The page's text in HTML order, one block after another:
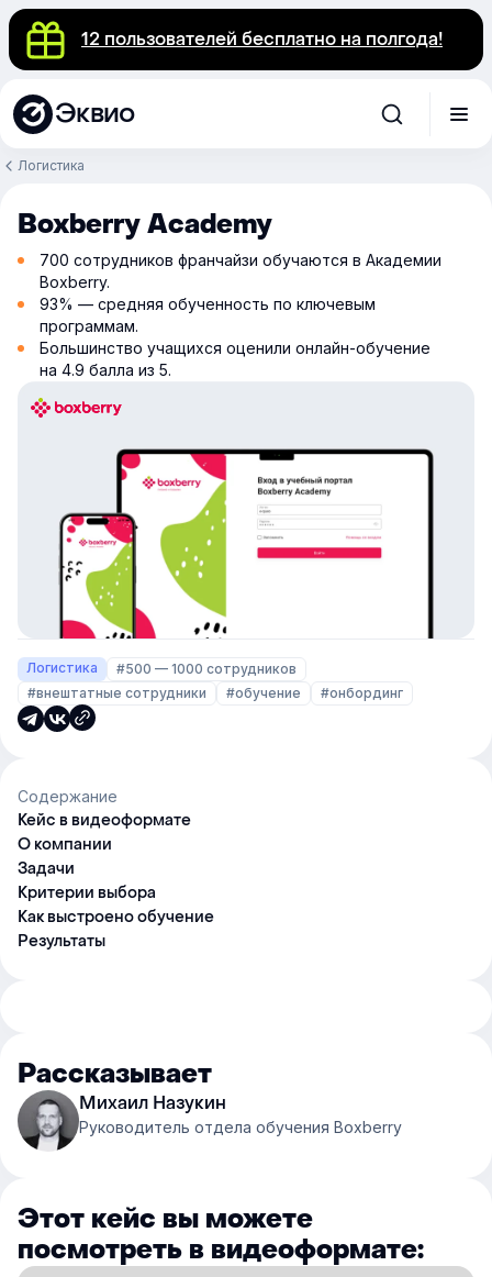
12 пользователей бесплатно на полгода!
Эквио
Логистика
Boxberry Academy
700 сотрудников франчайзи обучаются в Академии
Boxberry.
93% — средняя обученность по ключевым
программам.
Большинство учащихся оценили онлайн-обучение
на 4.9 балла из 5.
Логистика
#500 — 1000 сотрудников
#внештатные сотрудники
#обучение #онбординг
Содержание
Кейс в видеоформате
О компании
Задачи
Критерии выбора
Как выстроено обучение
Результаты
Рассказывает
Михаил Назукин
Руководитель отдела обучения Boxberry
Этот кейс вы можете
посмотреть в видеоформате: